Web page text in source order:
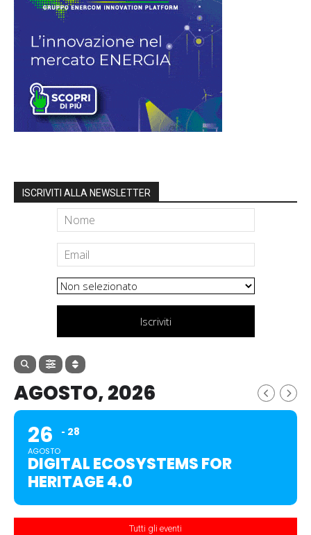
ISCRIVITI ALLA NEWSLETTER
Iscriviti
AGOSTO, 2026
26
AGOSTO
28
DIGITAL ECOSYSTEMS FOR
HERITAGE 4.0
Tutti gli eventi